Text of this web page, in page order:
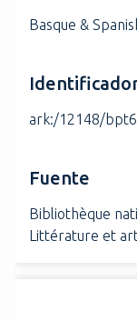
Basque &
ark:/12148/
Fuente
Bibliothèque
Littérature et